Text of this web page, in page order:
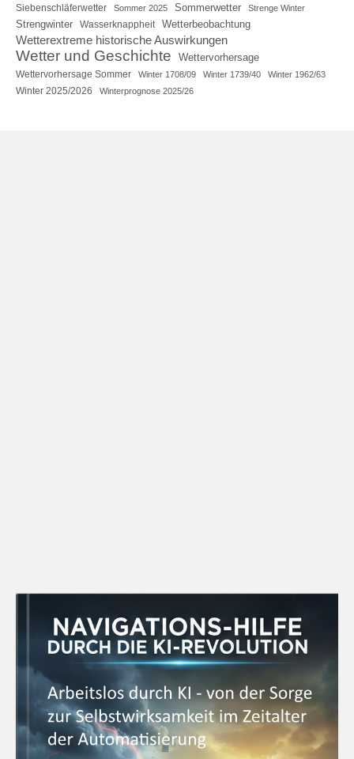
Siebenschläferwetter Sommer 2025 Sommerwetter Strenge Winter
Strengwinter Wasserknappheit Wetterbeobachtung
Wetterextreme historische Auswirkungen
Wetter und Geschichte Wettervorhersage
Wettervorhersage Sommer Winter 1708/09 Winter 1739/40 Winter 1962/63
Winter 2025/2026 Winterprognose 2025/26